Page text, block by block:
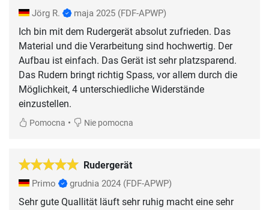
Jörg R. maja 2025 (FDF-APWP)
Ich bin mit dem Rudergerät absolut zufrieden. Das
Material und die Verarbeitung sind hochwertig. Der
Aufbau ist einfach. Das Gerät ist sehr platzsparend.
Das Rudern bringt richtig Spass, vor allem durch die
Möglichkeit, 4 unterschiedliche Widerstände
einzustellen.
Pomocna • Nie pomocna
Rudergerät
Primo grudnia 2024 (FDF-APWP)
Sehr gute Quallität läuft sehr ruhig macht eine sehr